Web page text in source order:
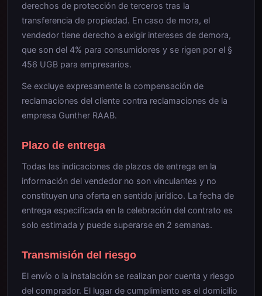
derechos de protección de terceros tras la
transferencia de propiedad. En caso de mora, el
vendedor tiene derecho a exigir intereses de demora,
que son del 4% para consumidores y se rigen por el §
456 UGB para empresarios.
Se excluye expresamente la compensación de
reclamaciones del cliente contra reclamaciones de la
empresa Gunther RAAB.
Plazo de entrega
Todas las indicaciones de plazos de entrega en la
información del vendedor no son vinculantes y no
constituyen una oferta en sentido jurídico. La fecha de
entrega especificada en la celebración del contrato es
solo estimada y puede superarse en 2 semanas.
Transmisión del riesgo
El envío o la instalación se realizan por cuenta y riesgo
del comprador. El lugar de cumplimiento es el domicilio